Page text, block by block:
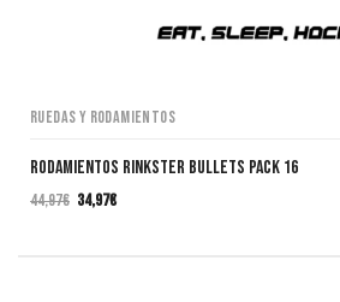
Ruedas y Rodamientos
Rodamientos RINKSTER BULLETS Pack 16
44,97€ 34,97€